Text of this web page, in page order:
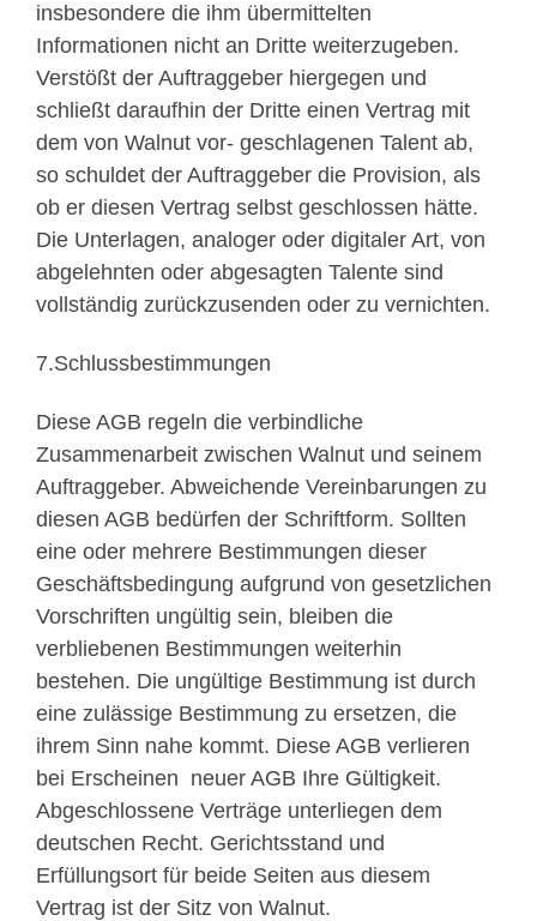
insbesondere die ihm übermittelten
Informationen nicht an Dritte weiterzugeben.
Verstößt der Auftraggeber hiergegen und
schließt daraufhin der Dritte einen Vertrag mit
dem von Walnut vor- geschlagenen Talent ab,
so schuldet der Auftraggeber die Provision, als
ob er diesen Vertrag selbst geschlossen hätte.
Die Unterlagen, analoger oder digitaler Art, von
abgelehnten oder abgesagten Talente sind
vollständig zurückzusenden oder zu vernichten.
7.Schlussbestimmungen
Diese AGB regeln die verbindliche
Zusammenarbeit zwischen Walnut und seinem
Auftraggeber. Abweichende Vereinbarungen zu
diesen AGB bedürfen der Schriftform. Sollten
eine oder mehrere Bestimmungen dieser
Geschäftsbedingung aufgrund von gesetzlichen
Vorschriften ungültig sein, bleiben die
verbliebenen Bestimmungen weiterhin
bestehen. Die ungültige Bestimmung ist durch
eine zulässige Bestimmung zu ersetzen, die
ihrem Sinn nahe kommt. Diese AGB verlieren
bei Erscheinen neuer AGB Ihre Gültigkeit.
Abgeschlossene Verträge unterliegen dem
deutschen Recht. Gerichtsstand und
Erfüllungsort für beide Seiten aus diesem
Vertrag ist der Sitz von Walnut.